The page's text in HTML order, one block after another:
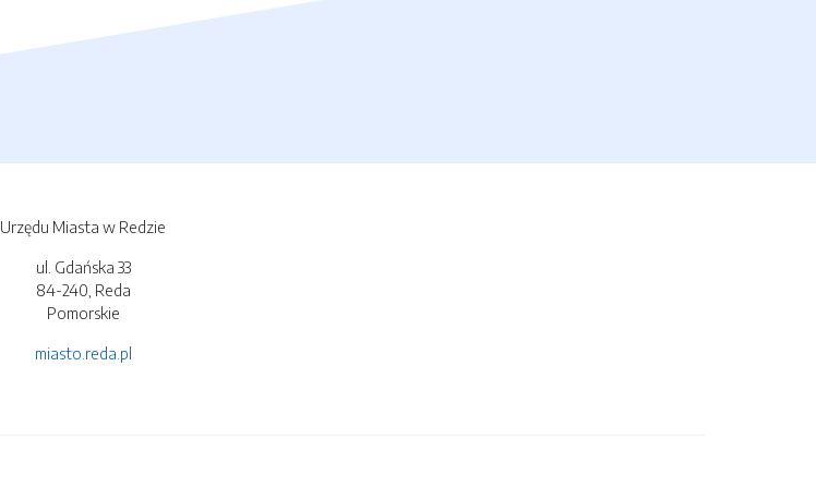
Urzędu Miasta w Redzie
ul. Gdańska 33
84-240, Reda
Pomorskie
miasto.reda.pl